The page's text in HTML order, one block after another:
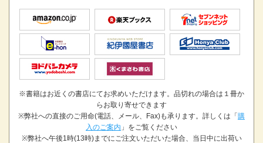
※書籍はお近くの書店にてお求めいただけます。品切れの場合は１冊か
らお取り寄せできます
※弊社への直接のご用命(電話、メール、Fax)も承ります。詳しくは「購
入のご案内 」をご覧ください
※弊社へ午後1時(13時)までにご注文いただいた場合、当日中に出荷い